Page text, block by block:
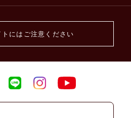
トにはご注意ください